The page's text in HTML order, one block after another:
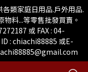
類家庭日用品.戶外用品.
料...等零售批發買賣。
或 FAX : 04-
: chiachi88885 或E-